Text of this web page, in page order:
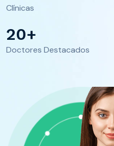
Clínicas
20+
Doctores Destacados